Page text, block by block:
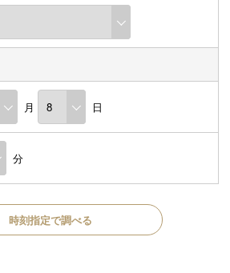
月 日
分
時刻指定で調べる